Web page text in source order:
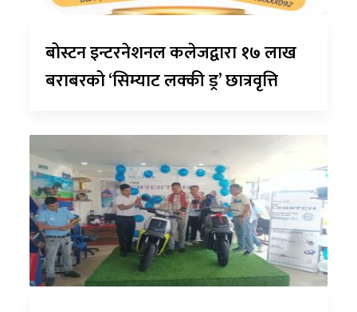
बोस्टन इन्टरनेशनल कलेजद्वारा १७ लाख
बराबरको ‘सिम्याट लक्की ड्र’ छात्रवृत्ति